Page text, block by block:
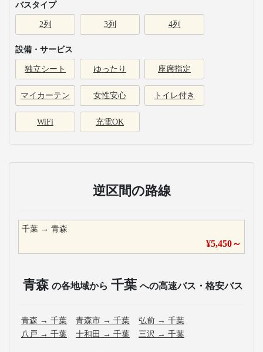
バスタイプ
2列 3列 4列
設備・サービス
独立シート ゆったり 座席指定
マイカーテン 女性安心 トイレ付き
WiFi 充電OK
逆区間の路線
千葉 → 青森
¥5,450～
青森 の各地域から 千葉 への高速バス・格安バス
青森 → 千葉 青森市 → 千葉 弘前 → 千葉
八戸 → 千葉 十和田 → 千葉 三沢 → 千葉